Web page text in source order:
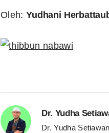
Oleh:Yudhani
Dr. Yudha
Dr. Yudha